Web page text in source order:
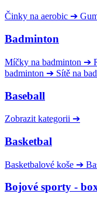
Činky na aerobic ➔
Badminton
Míčky na badminton ➔
badminton ➔ Sítě na
Baseball
Zobrazit kategorii ➔
Basketbal
Basketbalové koše ➔
Bojové sporty -